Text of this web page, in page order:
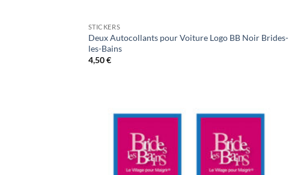
STICKERS
Deux Autocollants pour Voiture Logo BB Noir Brides-
les-Bains
4,50€